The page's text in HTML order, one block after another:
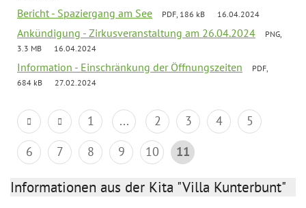
Bericht - Spaziergang am See PDF, 186 kB 16.04.2024
Ankündigung - Zirkusveranstaltung am 26.04.2024
PNG,
3.3 MB
16.04.2024
Information - Einschränkung der Öffnungszeiten
PDF,
684 kB
27.02.2024
1 ... 2 3 4
5
6
7 8 9 10 11
Informationen aus der Kita "Villa Kunterbunt"